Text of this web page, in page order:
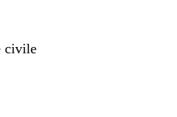
civile